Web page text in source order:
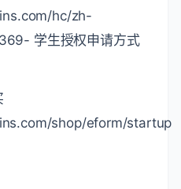
hc/zh-
学生授权申请方式
shop/eform/startup